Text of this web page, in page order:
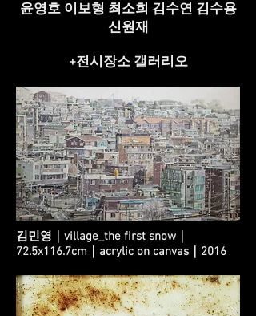
윤영호 이보형 최소희 김수연 김수용
신원재
+전시장소 갤러리오
김민영｜village_the first snow｜
72.5x116.7cm｜acrylic on canvas｜2016